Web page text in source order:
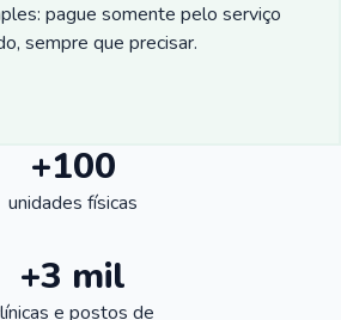
pague somente pelo serviço
sempre que precisar.
+100
unidades físicas
+3 mil
e postos de